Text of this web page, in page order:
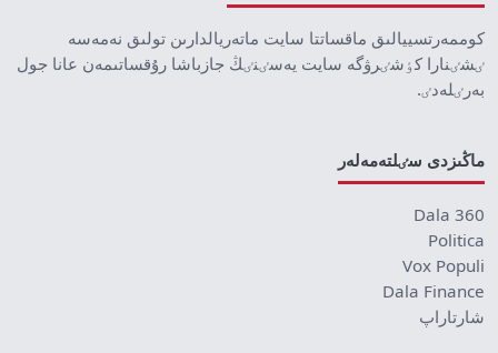
كوممەرتسييالىق ماقساتتا سايت ماتەريالدارىن تولىق نەمەسە
ٸشٸنارا كٶشٸرۋگە سايت يەسٸنٸڭ جازباشا رۇقساتىمەن عانا جول
بەرٸلەدٸ.
ماڭىزدى سٸلتەمەلەر
Dala 360
Politica
Vox Populi
Dala Finance
شارتاراپ